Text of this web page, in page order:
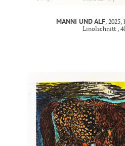
MANNI UND ALF,
Linolschnitt ,